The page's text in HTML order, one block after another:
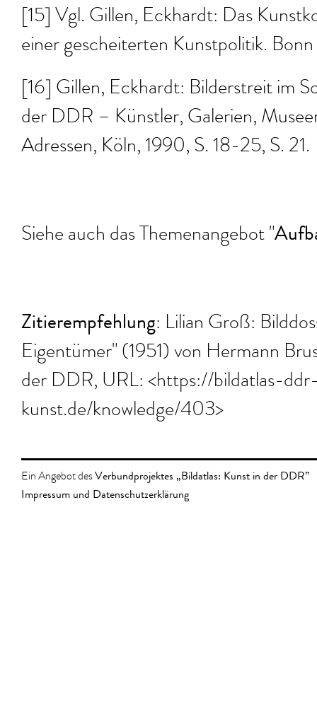
[15] Vgl. Gillen, Eckhardt: Das
einer gescheiterten Kunstpolitik.
[16] Gillen, Eckhardt: Bilderstreit im
der DDR – Künstler, Galerien,
Adressen, Köln, 1990, S. 18-25, S. 21.
Siehe auch das Themenangebot "
Zitierempfehlung: Lilian Groß:
Eigentümer" (1951) von Hermann
der DDR, URL: <https://bildatlas-
kunst.de/knowledge/403>
Ein Angebot desVerbundprojektes „Bildatlas: Kunst in der DDR”
Impressum und Datenschutzerklärung